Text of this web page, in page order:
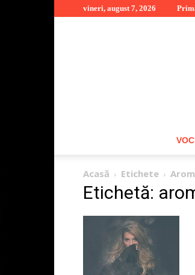
vineri, august 7, 2026
Acasă Etichete
Etichetă: